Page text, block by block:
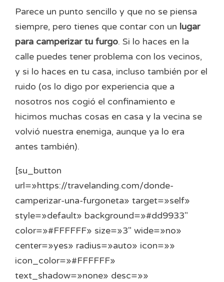
Parece un punto sencillo y que no se piensa
siempre, pero tienes que contar con un lugar
para camperizar tu furgo. Si lo haces en la
calle puedes tener problema con los vecinos,
y si lo haces en tu casa, incluso también por el
ruido (os lo digo por experiencia que a
nosotros nos cogió el confinamiento e
hicimos muchas cosas en casa y la vecina se
volvió nuestra enemiga, aunque ya lo era
antes también).
[su_button
url=»https://travelanding.com/donde-
camperizar-una-furgoneta» target=»self»
style=»default» background=»#dd9933″
color=»#FFFFFF» size=»3″ wide=»no»
center=»yes» radius=»auto» icon=»»
icon_color=»#FFFFFF»
text_shadow=»none» desc=»»